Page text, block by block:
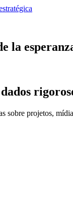
la
sobre projetos,